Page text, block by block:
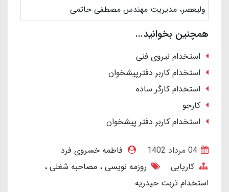
ولیعصر، مدیریت مهندس مصطفی حاتمی
همچنین بخوانید...
استخدام نیروی فنی
استخدام کاربر دفترپیشخوان
استخدام کارگر ساده
کارجو
استخدام کاربر دفتر پیشخوان
فاطمه خسروی فرد
کاریابی
روزمه نویسی مصاحبه شغلی
استخدام تربت حیدریه